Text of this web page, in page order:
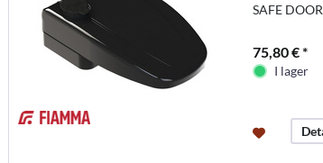
SAFE
75,80 € *
I lager